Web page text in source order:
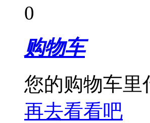
0
购物车
您的购物车里
再去看看吧